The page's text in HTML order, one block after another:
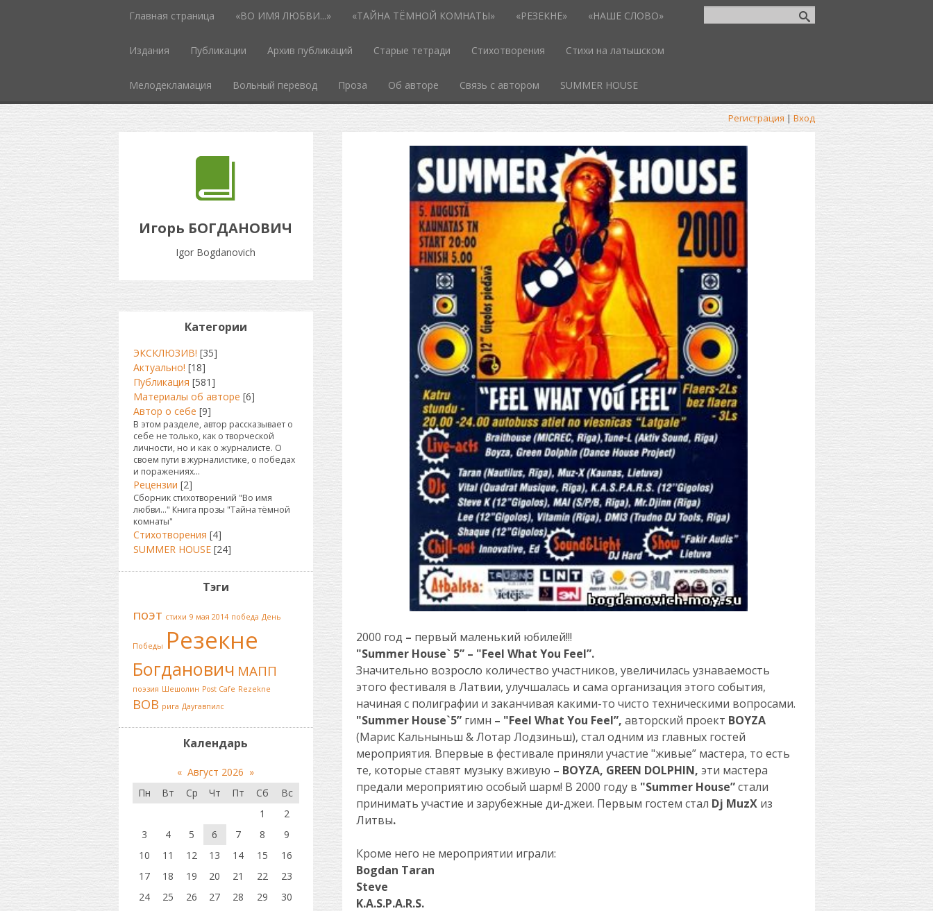
Главная страница «ВО ИМЯ ЛЮБВИ...» «ТАЙНА ТЁМНОЙ КОМНАТЫ» «РЕЗЕКНЕ» «НАШЕ СЛОВО»
Издания Публикации Архив публикаций Старые тетради Стихотворения Стихи на латышском
Мелодекламация Вольный перевод Проза Об авторе Связь с автором SUMMER HOUSE
Регистрация | Вход
Игорь БОГДАНОВИЧ
Igor Bogdanovich
2000 год – первый маленький юбилей!!!
"Summer House` 5” – "Feel What You Feel”.
Значительно возросло количество участников, увеличилась узнаваемость
этого фестиваля в Латвии, улучшалась и сама организация этого события,
начиная с полиграфии и заканчивая какими-то чисто техническими вопросами.
"Summer House`5” гимн – "Feel What You Feel”, авторский проект BOYZA
(Марис Кальныньш & Лотар Лодзиньш), стал одним из главных гостей
мероприятия. Впервые в фестивале приняли участие "живые” мастера, то есть
те, которые ставят музыку вживую – BOYZA, GREEN DOLPHIN, эти мастера
предали мероприятию особый шарм! В 2000 году в "Summer House”стали
принимать участие и зарубежные ди-джеи. Первым гостем стал Dj MuzX из
Литвы.
Кроме него не мероприятии играли:
Bogdan Taran
Steve
K.A.S.P.A.R.S.
Категории
ЭКСКЛЮЗИВ! [35]
Актуально! [18]
Публикация [581]
Материалы об авторе [6]
Автор о себе [9]
В этом разделе, автор рассказывает о
себе не только, как о творческой
личности, но и как о журналисте. О
своем пути в журналистике, о победах
и поражениях...
Рецензии [2]
Сборник стихотворений "Во имя
любви..." Книга прозы "Тайна тёмной
комнаты"
Стихотворения [4]
SUMMER HOUSE [24]
Тэги
поэт стихи 9 мая 2014 победа День
Победы Резекне
Богданович МАПП
поэзия Шешолин Post Cafe Rezekne
ВОВ рига Даугавпилс
Календарь
« Август 2026 »
Пн
Вт Ср Чт Пт Сб
Вс
1
2
3
4 5 6 7 8
9
10
11 12 13 14 15
16
17
18 19 20 21 22
23
24
25 26 27 28 29
30